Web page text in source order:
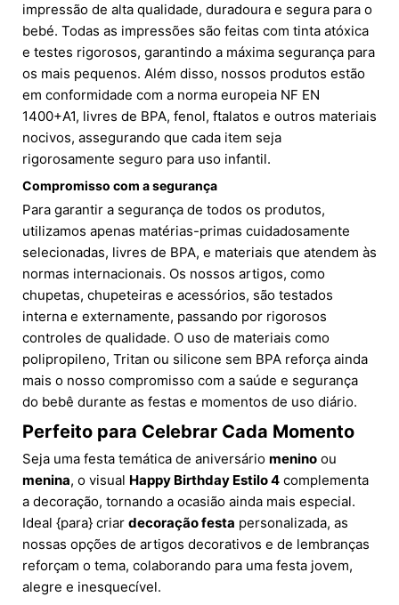
impressão de alta qualidade, duradoura e segura para o
bebé. Todas as impressões são feitas com tinta atóxica
e testes rigorosos, garantindo a máxima segurança para
os mais pequenos. Além disso, nossos produtos estão
em conformidade com a norma europeia NF EN
1400+A1, livres de BPA, fenol, ftalatos e outros materiais
nocivos, assegurando que cada item seja
rigorosamente seguro para uso infantil.
Compromisso com a segurança
Para garantir a segurança de todos os produtos,
utilizamos apenas matérias-primas cuidadosamente
selecionadas, livres de BPA, e materiais que atendem às
normas internacionais. Os nossos artigos, como
chupetas, chupeteiras e acessórios, são testados
interna e externamente, passando por rigorosos
controles de qualidade. O uso de materiais como
polipropileno, Tritan ou silicone sem BPA reforça ainda
mais o nosso compromisso com a saúde e segurança
do bebê durante as festas e momentos de uso diário.
Perfeito para Celebrar Cada Momento
Seja uma festa temática de aniversário menino ou
menina, o visual Happy Birthday Estilo 4 complementa
a decoração, tornando a ocasião ainda mais especial.
Ideal {para} criar decoração festa personalizada, as
nossas opções de artigos decorativos e de lembranças
reforçam o tema, colaborando para uma festa jovem,
alegre e inesquecível.